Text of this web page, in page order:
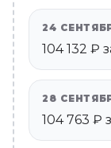
24
104 132 ₽
28
104 763 ₽